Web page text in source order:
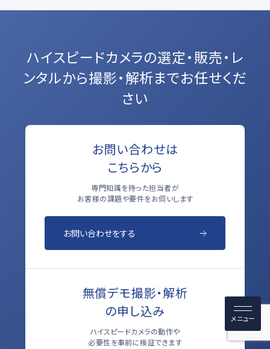
ハイスピードカメラの選定・販売・レ
ンタルから撮影・解析までお任せくだ
さい
お問い合わせは
こちらから
専門知識を持った担当者が
お客様の課題や要件をお伺いします
お問い合わせをする
無償デモ撮影・解析
の申し込み
ハイスピードカメラの動作や
必要性を事前に検証できます